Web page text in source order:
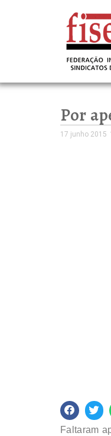
Por
17 junho 2015
Faltaram